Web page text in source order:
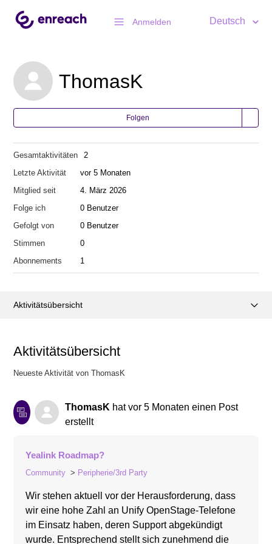
Anmelden Deutsch
ThomasK
Folgen
Gesamtaktivitäten
2
Letzte Aktivität
vor 5 Monaten
Mitglied seit
4. März 2026
Folge ich
0 Benutzer
Gefolgt von
0 Benutzer
Stimmen
0
Abonnements
1
Aktivitätsübersicht
Aktivitätsübersicht
Neueste Aktivität von ThomasK
ThomasK hatvor 5 Monaten einen Post
erstellt
Yealink Roadmap?
Community Peripherie/3rd Party
Wir stehen aktuell vor der Herausforderung, dass
wir eine hohe Zahl an Unify OpenStage-Telefone
im Einsatz haben, deren Support abgekündigt
wurde. Entsprechend stellt sich zunehmend die